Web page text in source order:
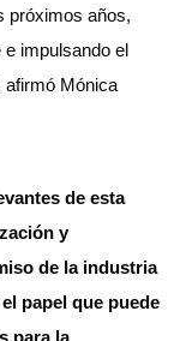
próximos años,
impulsando el
afirmó Mónica
de esta
y
de la industria
papel que puede